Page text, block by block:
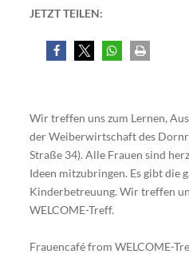
JETZT TEILEN:
Wir treffen uns zum Lernen,
der Weiberwirtschaft des
Straße 34). Alle Frauen sind
Ideen mitzubringen. Es gibt die
Kinderbetreuung. Wir treffen
WELCOME-Treff.
Frauencafé from WELCOME-